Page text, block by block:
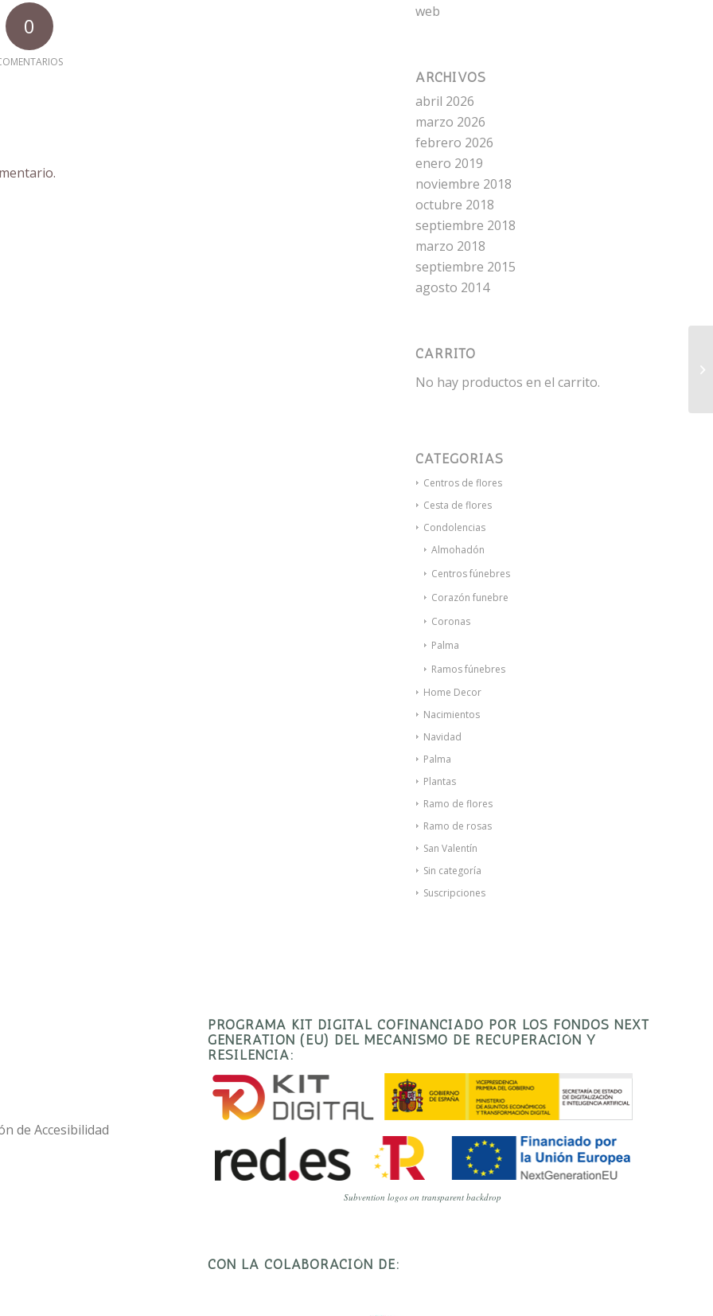
0
web
ARCHIVOS
abril 2026
marzo 2026
febrero 2026
enero 2019
noviembre 2018
octubre 2018
septiembre 2018
marzo 2018
septiembre 2015
agosto 2014
CARRITO
No hay productos en el carrito.
CATEGORÍAS
Centros de flores
Cesta de flores
Condolencias
Almohadón
Centros fúnebres
Corazón funebre
Coronas
Palma
Ramos fúnebres
Home Decor
Nacimientos
Navidad
Palma
Plantas
Ramo de flores
Ramo de rosas
San Valentín
Sin categoría
Suscripciones
de Accesibilidad
PROGRAMA KIT DIGITAL COFINANCIADO POR LOS FONDOS NEXT
GENERATION (EU) DEL MECANISMO DE RECUPERACIÓN Y
RESILENCIA:
Subvention logos on transparent backdrop
CON LA COLABORACIÓN DE: